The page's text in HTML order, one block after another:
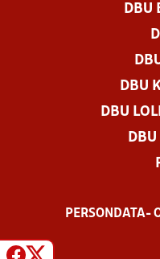
DBU
DBU
DBU
PERSONDATA-